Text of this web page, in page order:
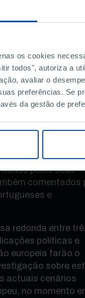
os cookies
todos", autoriza a
avaliar o
preferências. Se
da gestão de
complexo.
e porquê? Que
as aproveitar?
examina o
sociedade e na
últimos 25
competitividade
e no
foram
Que
e
a um
pelos seus
comentados
e
redonda entre
políticas e
europeia farão o
sobre
actuais cenários
no momento